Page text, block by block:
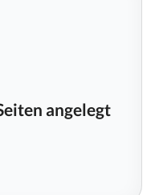
angelegt